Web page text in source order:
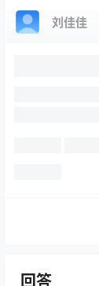
刘佳佳
回答